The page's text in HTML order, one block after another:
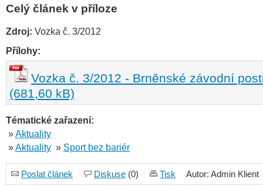
Celý článek v příloze
Zdroj: Vozka č. 3/2012
Přílohy:
Vozka č. 3/2012 - Brněnské závodní
(681,60 kB)
Tématické zařazení:
»Aktuality
»Aktuality » Sport bez bariér
Poslat článek Diskuse (0) Tisk Autor: Admin Klient